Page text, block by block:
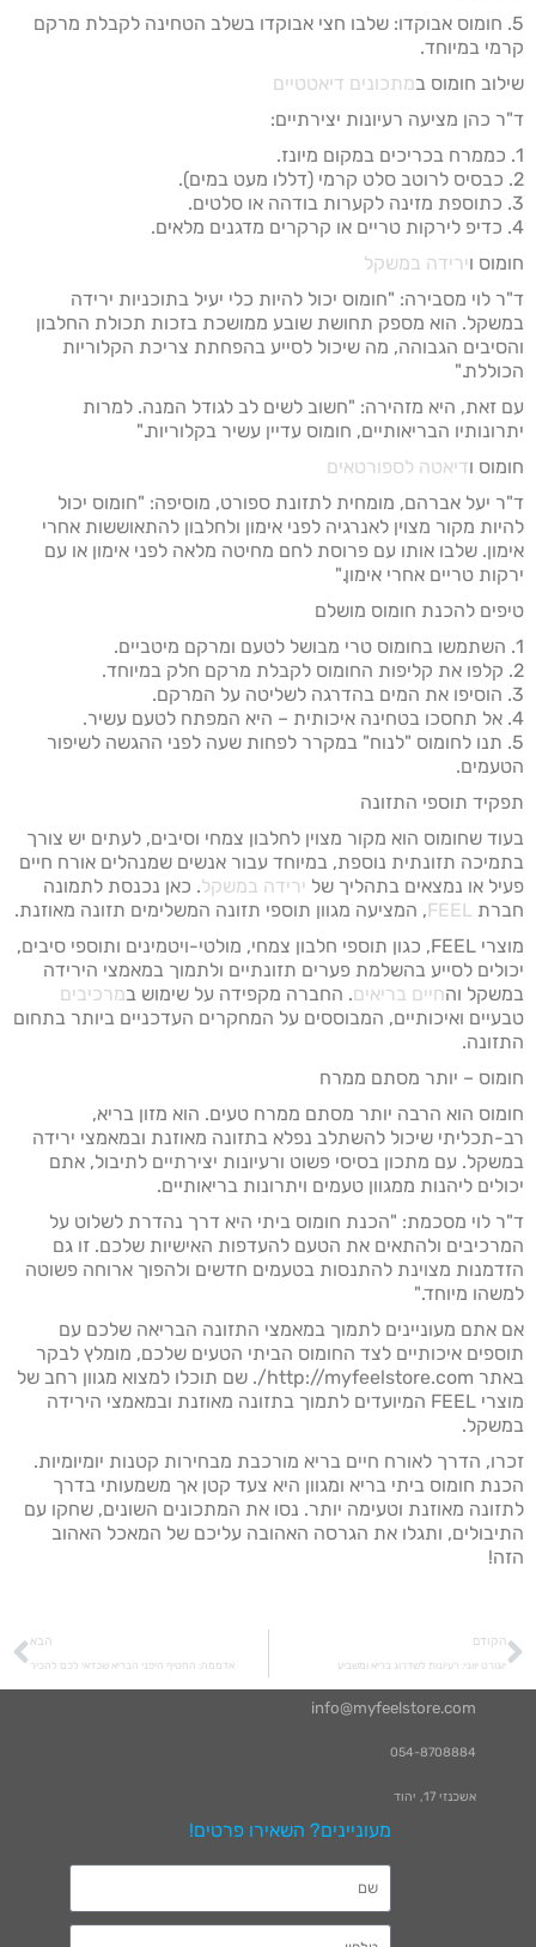
5. חומוס אבוקדו: שלבו חצי אבוקדו בשלב הטחינה לקבלת מרקם
קרמי במיוחד.
שילוב חומוס במתכונים דיאטטיים
ד"ר כהן מציעה רעיונות יצירתיים:
1. כממרח בכריכים במקום מיונז.
2. כבסיס לרוטב סלט קרמי (דללו מעט במים).
3. כתוספת מזינה לקערות בודהה או סלטים.
4. כדיפ לירקות טריים או קרקרים מדגנים מלאים.
חומוס וירידה במשקל
ד"ר לוי מסבירה: "חומוס יכול להיות כלי יעיל בתוכניות ירידה
במשקל. הוא מספק תחושת שובע ממושכת בזכות תכולת החלבון
והסיבים הגבוהה, מה שיכול לסייע בהפחתת צריכת הקלוריות
הכוללת."
עם זאת, היא מזהירה: "חשוב לשים לב לגודל המנה. למרות
יתרונותיו הבריאותיים, חומוס עדיין עשיר בקלוריות."
חומוס ודיאטה לספורטאים
ד"ר יעל אברהם, מומחית לתזונת ספורט, מוסיפה: "חומוס יכול
להיות מקור מצוין לאנרגיה לפני אימון ולחלבון להתאוששות אחרי
אימון. שלבו אותו עם פרוסת לחם מחיטה מלאה לפני אימון או עם
ירקות טריים אחרי אימון."
טיפים להכנת חומוס מושלם
1. השתמשו בחומוס טרי מבושל לטעם ומרקם מיטביים.
2. קלפו את קליפות החומוס לקבלת מרקם חלק במיוחד.
3. הוסיפו את המים בהדרגה לשליטה על המרקם.
4. אל תחסכו בטחינה איכותית – היא המפתח לטעם עשיר.
5. תנו לחומוס "לנוח" במקרר לפחות שעה לפני ההגשה לשיפור
הטעמים.
תפקיד תוספי התזונה
בעוד שחומוס הוא מקור מצוין לחלבון צמחי וסיבים, לעתים יש צורך
בתמיכה תזונתית נוספת, במיוחד עבור אנשים שמנהלים אורח חיים
פעיל או נמצאים בתהליך של ירידה במשקל. כאן נכנסת לתמונה
חברת FEEL, המציעה מגוון תוספי תזונה המשלימים תזונה מאוזנת.
מוצרי FEEL, כגון תוספי חלבון צמחי, מולטי-ויטמינים ותוספי סיבים,
יכולים לסייע בהשלמת פערים תזונתיים ולתמוך במאמצי הירידה
במשקל והחיים בריאים. החברה מקפידה על שימוש במרכיבים
טבעיים ואיכותיים, המבוססים על המחקרים העדכניים ביותר בתחום
התזונה.
חומוס – יותר מסתם ממרח
חומוס הוא הרבה יותר מסתם ממרח טעים. הוא מזון בריא,
רב-תכליתי שיכול להשתלב נפלא בתזונה מאוזנת ובמאמצי ירידה
במשקל. עם מתכון בסיסי פשוט ורעיונות יצירתיים לתיבול, אתם
יכולים ליהנות ממגוון טעמים ויתרונות בריאותיים.
ד"ר לוי מסכמת: "הכנת חומוס ביתי היא דרך נהדרת לשלוט על
המרכיבים ולהתאים את הטעם להעדפות האישיות שלכם. זו גם
הזדמנות מצוינת להתנסות בטעמים חדשים ולהפוך ארוחה פשוטה
למשהו מיוחד."
אם אתם מעוניינים לתמוך במאמצי התזונה הבריאה שלכם עם
תוספים איכותיים לצד החומוס הביתי הטעים שלכם, מומלץ לבקר
באתר http://myfeelstore.com/. שם תוכלו למצוא מגוון רחב של
מוצרי FEEL המיועדים לתמוך בתזונה מאוזנת ובמאמצי הירידה
במשקל.
זכרו, הדרך לאורח חיים בריא מורכבת מבחירות קטנות יומיומיות.
הכנת חומוס ביתי בריא ומגוון היא צעד קטן אך משמעותי בדרך
לתזונה מאוזנת וטעימה יותר. נסו את המתכונים השונים, שחקו עם
התיבולים, ותגלו את הגרסה האהובה עליכם של המאכל האהוב
הזה!
הקודם
יוגורט יווני: רעיונות לשדרוג בריא ומשביע
הבא
אדממה: החטיף היפני הבריא שכדאי לכם להכיר
info@myfeelstore.com
054-8708884
אשכנזי 17, יהוד
מעוניינים? השאירו פרטים!